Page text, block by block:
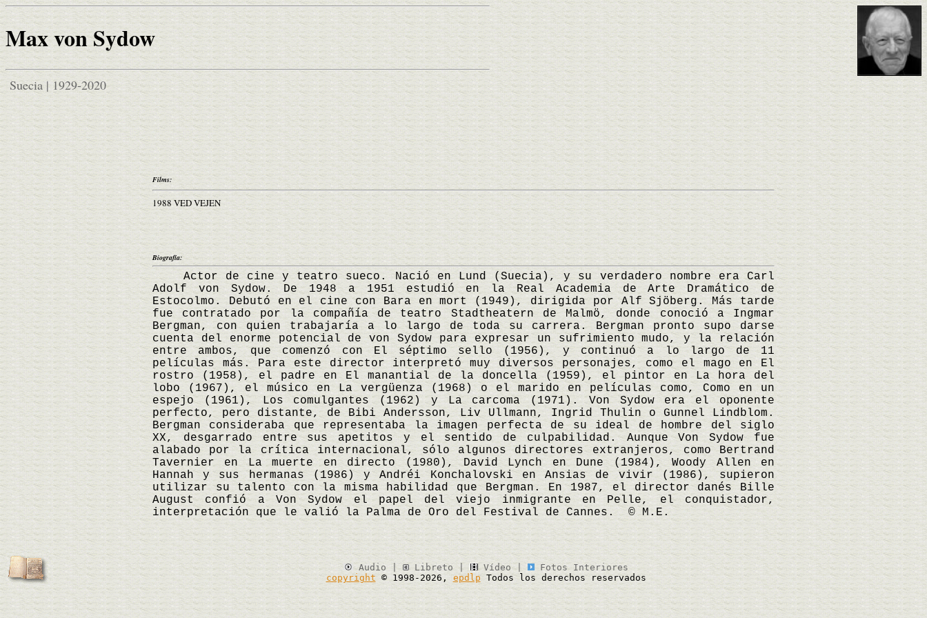
Max von Sydow
Suecia | 1929-2020
Films:
1988 VED VEJEN
Biografía:
Actor de cine y teatro sueco. Nació en Lund (Suecia), y su verdadero nombre era Carl
Adolf von Sydow. De 1948 a 1951 estudió en la Real Academia de Arte Dramático de
Estocolmo. Debutó en el cine con Bara en mort (1949), dirigida por Alf Sjöberg. Más tarde
fue contratado por la compañía de teatro Stadtheatern de Malmö, donde conoció a Ingmar
Bergman, con quien trabajaría a lo largo de toda su carrera. Bergman pronto supo darse
cuenta del enorme potencial de von Sydow para expresar un sufrimiento mudo, y la relación
entre ambos, que comenzó con El séptimo sello (1956), y continuó a lo largo de 11
películas más. Para este director interpretó muy diversos personajes, como el mago en El
rostro (1958), el padre en El manantial de la doncella (1959), el pintor en La hora del
lobo (1967), el músico en La vergüenza (1968) o el marido en películas como, Como en un
espejo (1961), Los comulgantes (1962) y La carcoma (1971). Von Sydow era el oponente
perfecto, pero distante, de Bibi Andersson, Liv Ullmann, Ingrid Thulin o Gunnel Lindblom.
Bergman consideraba que representaba la imagen perfecta de su ideal de hombre del siglo
XX, desgarrado entre sus apetitos y el sentido de culpabilidad. Aunque Von Sydow fue
alabado por la crítica internacional, sólo algunos directores extranjeros, como Bertrand
Tavernier en La muerte en directo (1980), David Lynch en Dune (1984), Woody Allen en
Hannah y sus hermanas (1986) y Andréi Konchalovski en Ansias de vivir (1986), supieron
utilizar su talento con la misma habilidad que Bergman. En 1987, el director danés Bille
August confió a Von Sydow el papel del viejo inmigrante en Pelle, el conquistador,
interpretación que le valió la Palma de Oro del Festival de Cannes. © M.E.
Audio | Libreto | Vídeo |
Fotos Interiores
copyright © 1998-2026,epdlp Todos los derechos reservados